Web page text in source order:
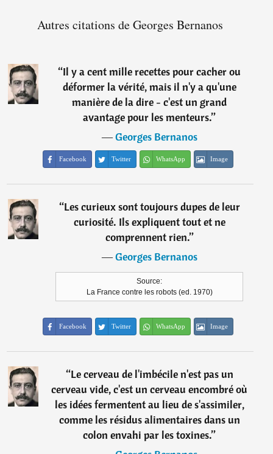
Autres citations de Georges Bernanos
“Il y a cent mille recettes pour cacher ou
déformer la vérité, mais il n'y a qu'une
manière de la dire - c'est un grand
avantage pour les menteurs.”
―Georges Bernanos
Facebook Twitter WhatsApp Image
“Les curieux sont toujours dupes de leur
curiosité. Ils expliquent tout et ne
comprennent rien.”
―Georges Bernanos
Source:
La France contre les robots (ed. 1970)
Facebook Twitter WhatsApp Image
“Le cerveau de l'imbécile n'est pas un
cerveau vide, c'est un cerveau encombré où
les idées fermentent au lieu de s'assimiler,
comme les résidus alimentaires dans un
colon envahi par les toxines.”